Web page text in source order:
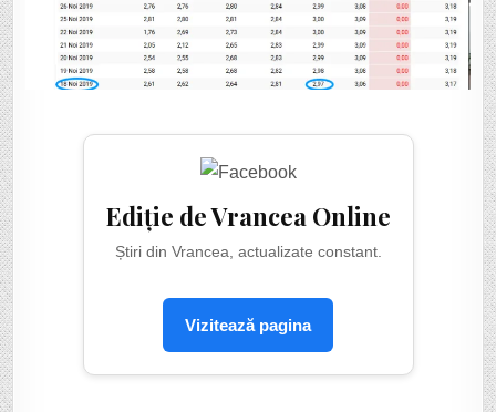
Ediție de Vrancea Online
Știri din Vrancea, actualizate constant.
Vizitează pagina